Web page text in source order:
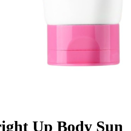
Up Body Sun